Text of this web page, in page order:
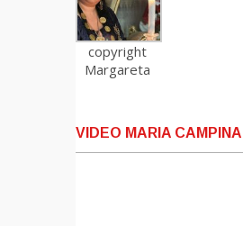
copyright
Margareta
VIDEO MARIA CAMPINA